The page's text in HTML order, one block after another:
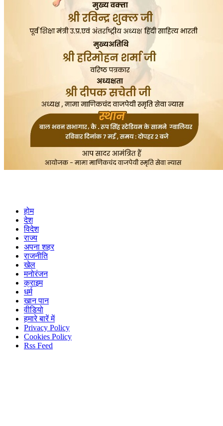
होम
देश
विदेश
राज्य
अपना शहर
राजनीति
खेल
मनोरंजन
क्राइम
धर्म
खान पान
वीडियो
हमारे बारें में
Privacy Policy
Cookies Policy
Rss Feed